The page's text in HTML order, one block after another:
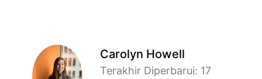
Carolyn Howell
Terakhir Diperbarui: 17